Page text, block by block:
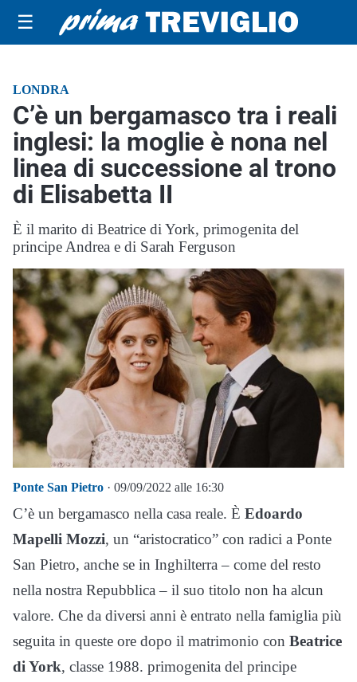
☰
LONDRA
C’è un bergamasco tra i reali
inglesi: la moglie è nona nel
linea di successione al trono
di Elisabetta II
È il marito di Beatrice di York, primogenita del
principe Andrea e di Sarah Ferguson
Ponte San Pietro · 09/09/2022 alle 16:30
C’è un bergamasco nella casa reale. È Edoardo
Mapelli Mozzi, un “aristocratico” con radici a Ponte
San Pietro, anche se in Inghilterra – come del resto
nella nostra Repubblica – il suo titolo non ha alcun
valore. Che da diversi anni è entrato nella famiglia più
seguita in queste ore dopo il matrimonio con Beatrice
di York, classe 1988. primogenita del principe